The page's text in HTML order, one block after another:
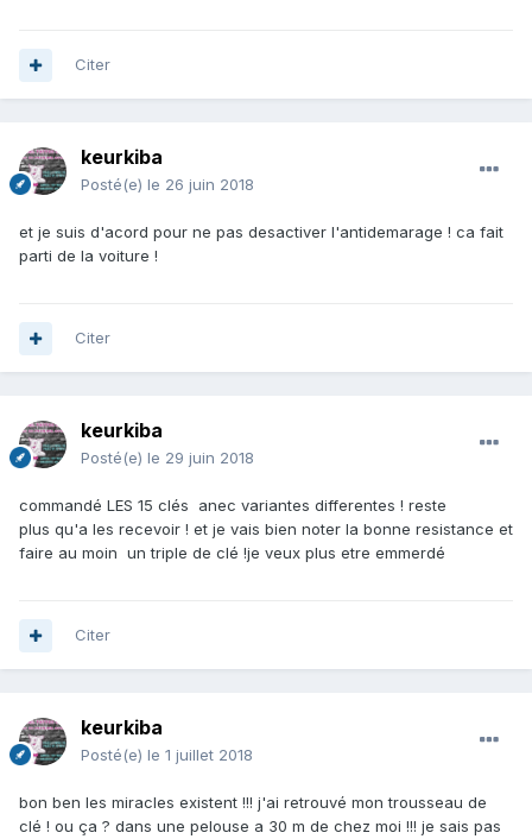
Citer
keurkiba
Posté(e) le 26 juin 2018
et je suis d'acord pour ne pas desactiver l'antidemarage ! ca fait
parti de la voiture !
Citer
keurkiba
Posté(e) le 29 juin 2018
commandé LES 15 clés anec variantes differentes ! reste
plus qu'a les recevoir ! et je vais bien noter la bonne resistance et
faire au moin un triple de clé !je veux plus etre emmerdé
Citer
keurkiba
Posté(e) le 1 juillet 2018
bon ben les miracles existent !!! j'ai retrouvé mon trousseau de
clé ! ou ça ? dans une pelouse a 30 m de chez moi !!! je sais pas